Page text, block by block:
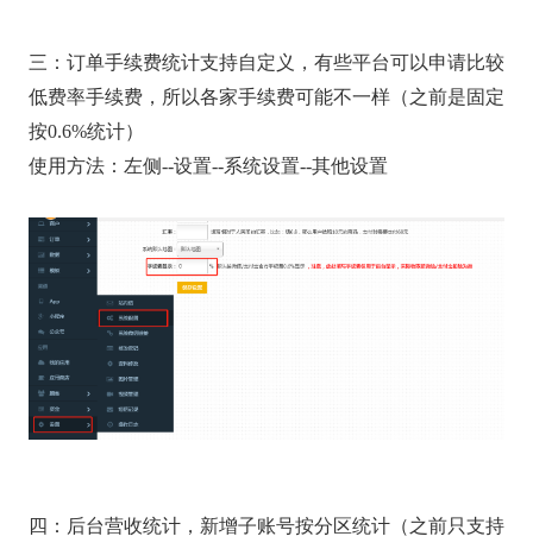
三：订单手续费统计支持自定义，有些平台可以申请比较
低费率手续费，所以各家手续费可能不一样（之前是固定
按0.6%统计）
使用方法：左侧--设置--系统设置--其他设置
四：后台营收统计，新增子账号按分区统计（之前只支持